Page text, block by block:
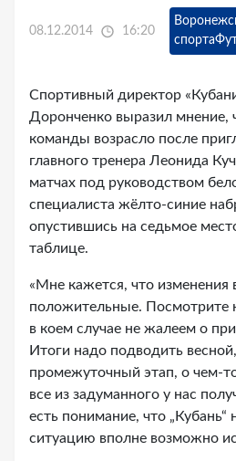
08.12.2014 16:20
спорта
Спортивный директор
Доронченко выразил мнение,
команды возрасло после
главного тренера Леонида
матчах под руководством
специалиста жёлто-синие
опустившись на седьмое
таблице.
«Мне кажется, что изменения
положительные. Посмотрите
в коем случае не жалеем о
Итоги надо подводить
промежуточный этап, о чем-
все из задуманного у нас
есть понимание, что „Кубань“
ситуацию вполне возможно